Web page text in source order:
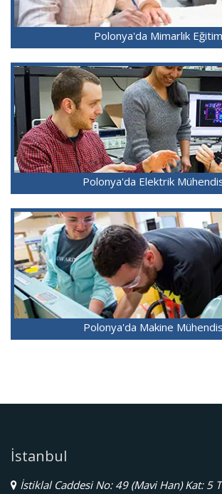
Polonya'da Mimarlık
Polonya'da Elektrik
Polonya'da Makine
İstanbul
İstiklal Caddesi No: 49 (Mavi Han) Kat: 5